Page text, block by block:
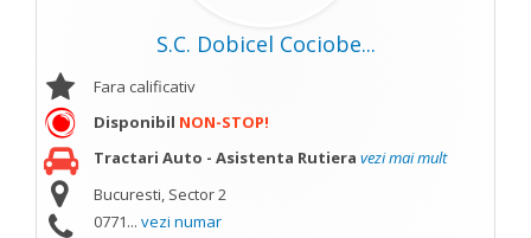
S.C. Dobicel Cociobe...
Fara calificativ
Disponibil NON-STOP!
Tractari Auto - Asistenta Rutiera vezi mai mult
Bucuresti, Sector 2
0771... vezi numar